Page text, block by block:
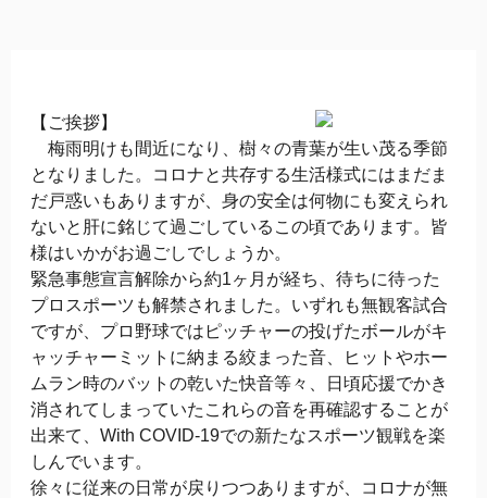
【ご挨拶】
梅雨明けも間近になり、樹々の青葉が生い茂る季節
となりました。コロナと共存する生活様式にはまだま
だ戸惑いもありますが、身の安全は何物にも変えられ
ないと肝に銘じて過ごしているこの頃であります。皆
様はいかがお過ごしでしょうか。
緊急事態宣言解除から約1ヶ月が経ち、待ちに待った
プロスポーツも解禁されました。いずれも無観客試合
ですが、プロ野球ではピッチャーの投げたボールがキ
ャッチャーミットに納まる絞まった音、ヒットやホー
ムラン時のバットの乾いた快音等々、日頃応援でかき
消されてしまっていたこれらの音を再確認することが
出来て、With COVID-19での新たなスポーツ観戦を楽
しんでいます。
徐々に従来の日常が戻りつつありますが、コロナが無